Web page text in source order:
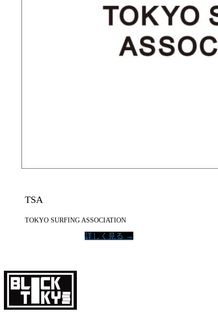
TSA
TOKYO SURFING ASSOCIATION
詳しく見る →